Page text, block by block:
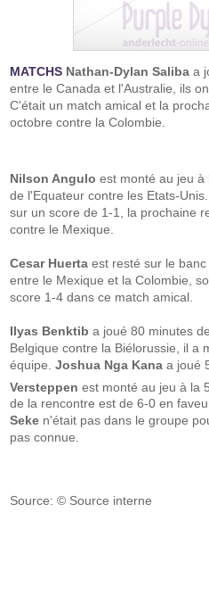
MATCHS Nathan-Dylan Saliba a
entre le Canada et l'Australie, ils
C'était un match amical et la
octobre contre la Colombie.
Nilson Angulo est monté au jeu à
de l'Equateur contre les Etats-
sur un score de 1-1, la prochaine
contre le Mexique.
Cesar Huerta est resté sur le
entre le Mexique et la Colombie,
score 1-4 dans ce match amical.
Ilyas Benktib a joué 80 minutes
Belgique contre la Biélorussie, il a
équipe.Joshua Nga Kana a joué
Versteppen est monté au jeu à la
de la rencontre est de 6-0 en
Seke n'était pas dans le groupe
pas connue.
Source: © Source interne